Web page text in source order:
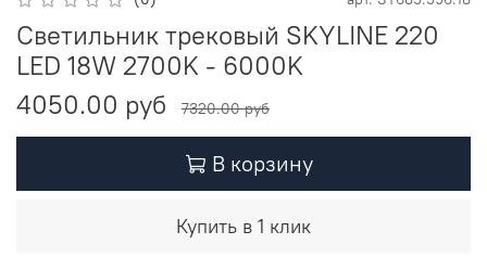
Светильник трековый SKYLINE 220
LED 18W 2700K - 6000K
4050.00 руб
7320.00 руб
В корзину
Купить в 1 клик